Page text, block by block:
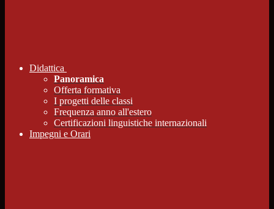
Didattica
Panoramica
Offerta formativa
I progetti delle classi
Frequenza anno all'estero
Certificazioni linguistiche internazionali
Impegni e Orari